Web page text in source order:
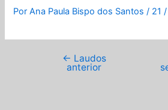
PorAna Paula Bispo dos Santos/ 21
← Laudos
anterior